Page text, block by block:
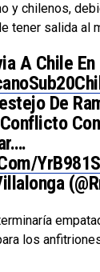
y chilenos,
tener salida al
A Chile En
De
los